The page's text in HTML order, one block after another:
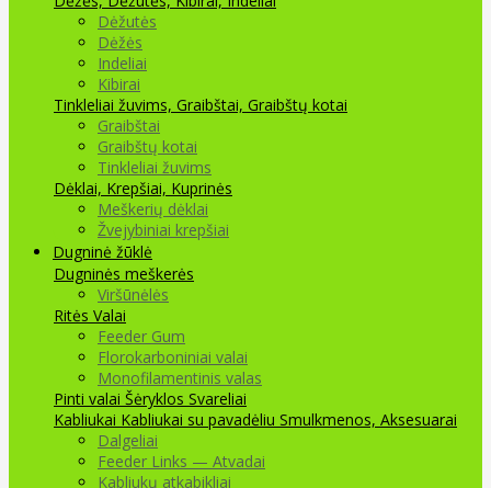
Dėžutės
Dėžės
Indeliai
Kibirai
Tinkleliai žuvims, Graibštai, Graibštų kotai
Graibštai
Graibštų kotai
Tinkleliai žuvims
Dėklai, Krepšiai, Kuprinės
Meškerių dėklai
Žvejybiniai krepšiai
Dugninė žūklė
Dugninės meškerės
Viršūnėlės
Ritės Valai
Feeder Gum
Florokarboniniai valai
Monofilamentinis valas
Pinti valai Šėryklos Svareliai
Kabliukai Kabliukai su pavadėliu Smulkmenos, Aksesuarai
Dalgeliai
Feeder Links — Atvadai
Kabliukų atkabikliai